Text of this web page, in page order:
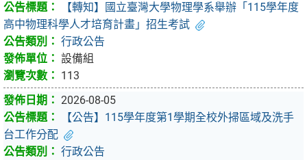
【轉知】國立臺灣大學物理學系舉辦「115學年度
高中物理科學人才培育計畫」招生考試
行政公告
設備組
113
2026-08-05
【公告】115學年度第1學期全校外掃區域及洗手
台工作分配
行政公告